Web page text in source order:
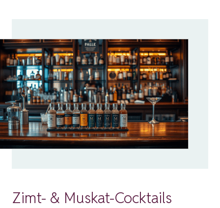
Zimt- & Muskat-Cocktails